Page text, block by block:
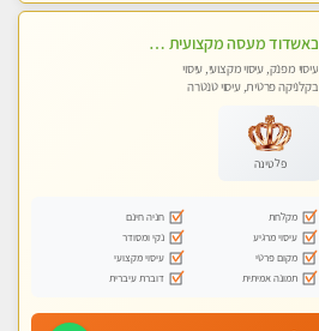
באשדוד מעסה מקצועית צעירה ואיכותית לעיסוי מרגיע ומפנק VIP-מומלץ לחלוטין! פרטי! ​​​​​​ Highly recommended
עיסוי מפנק, עיסוי מקצועי, עיסוי
בקלניקה פרטית, עיסוי טנטרה
פלטינה
מקלחת
חניה חינם
עיסוי מרגיע
נקי ומסודר
מקום פרטי
עיסוי מקצועי
תמונה אמיתית
דוברת עיברית